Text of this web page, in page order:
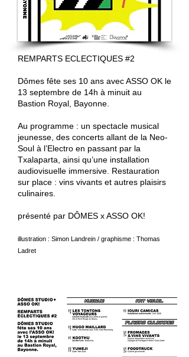
REMPARTS ECLECTIQUES #2
Dômes fête ses 10 ans avec ASSO OK le
13 septembre de 14h à minuit au
Bastion Royal, Bayonne.
Au programme : un spectacle musical
jeunesse, des concerts allant de la Neo-
Soul à l’Electro en passant par la
Txalaparta, ainsi qu’une installation
audiovisuelle immersive. Restauration
sur place : vins vivants et autres plaisirs
culinaires.
présenté par DÔMES x ASSO OK!
illustration : Simon Landrein / graphisme : Thomas
Ladret